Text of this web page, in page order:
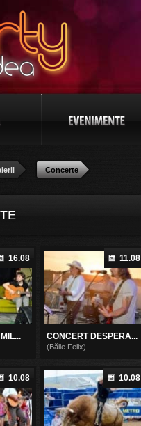
Concerte
16.08 11.08
CONCERT DESPERA...
(Băile Felix)
10.08 10.08